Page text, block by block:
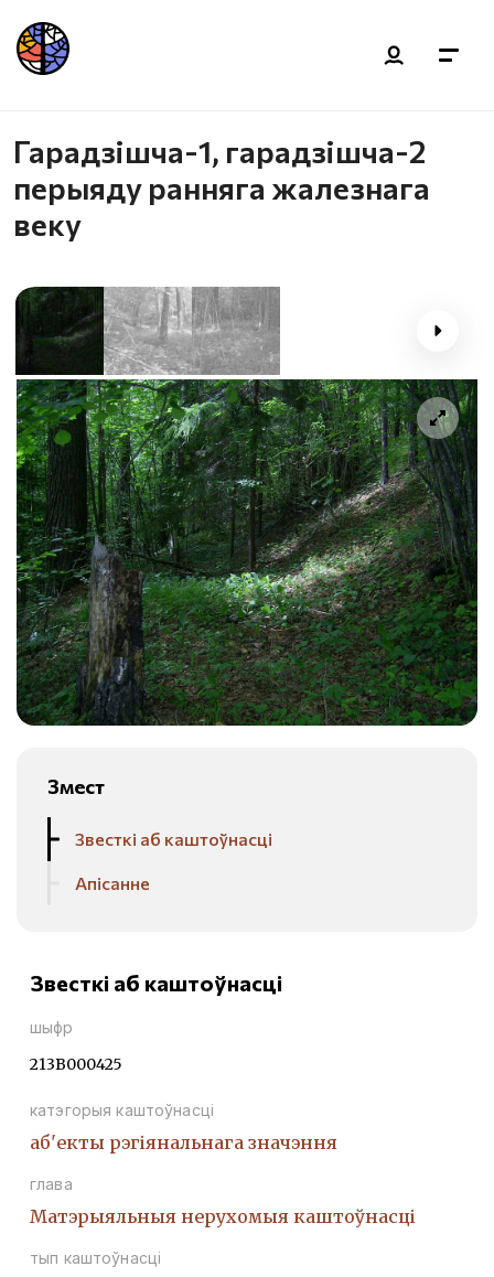
Гарадзішча-1, гарадзішча-2
перыяду ранняга жалезнага
веку
Змест
Звесткі аб каштоўнасці
Апісанне
Звесткі аб каштоўнасці
шыфр
213В000425
катэгорыя каштоўнасці
аб'екты рэгіянальнага значэння
глава
Матэрыяльныя нерухомыя каштоўнасці
тып каштоўнасці